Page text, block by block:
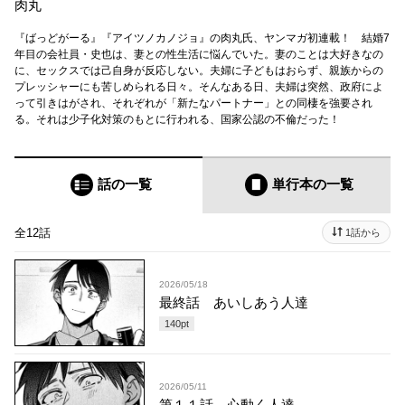
肉丸
『ばっどがーる』『アイツノカノジョ』の肉丸氏、ヤンマガ初連載！ 結婚7
年目の会社員・史也は、妻との性生活に悩んでいた。妻のことは大好きなの
に、セックスでは己自身が反応しない。夫婦に子どもはおらず、親族からの
プレッシャーにも苦しめられる日々。そんなある日、夫婦は突然、政府によ
って引きはがされ、それぞれが「新たなパートナー」との同棲を強要され
る。それは少子化対策のもとに行われる、国家公認の不倫だった！
話の一覧 単行本の一覧
全12話 1話から
2026/05/18
最終話 あいしあう人達
140pt
2026/05/11